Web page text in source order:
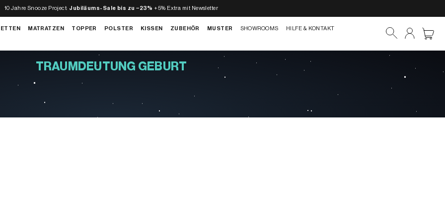
10 Jahre Snooze Project: Jubiläums-Sale bis zu −23% +5% Extra mit Newsletter
MATRATZEN TOPPER POLSTER KISSEN ZUBEHÖR MUSTER SHOWROOMS
HILFE & KONTAKT
TRAUMDEUTUNG GEBURT